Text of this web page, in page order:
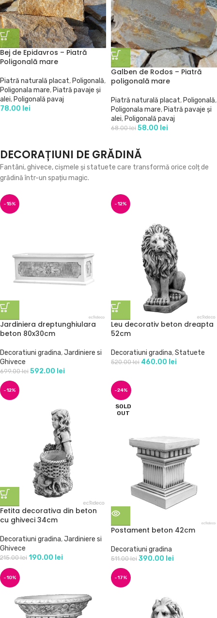
Bej de Epidavros – Piatră
Poligonală mare
Piatră naturală placat, Poligonală,
Poligonala mare, Piatră pavaje și
alei, Poligonală pavaj
78.00 lei
Galben de Rodos – Piatră
poligonală mare
Piatră naturală placat, Poligonală,
Poligonala mare, Piatră pavaje și
alei, Poligonală pavaj
68.00lei 58.00 lei
DECORAȚIUNI DE GRĂDINĂ
Fantâni, ghivece, cișmele și statuete care transformă orice colț de
grădină într-un spațiu magic.
-15%
Jardiniera dreptunghiulara
beton 80x30cm
Decoratiuni gradina,Jardiniere si
Ghivece
699.00lei 592.00 lei
-12%
Leu decorativ beton dreapta
52cm
Decoratiuni gradina,Statuete
520.00lei 460.00 lei
-12%
Fetita decorativa din beton
cu ghiveci 34cm
Decoratiuni gradina,Jardiniere si
Ghivece
215.00lei 190.00 lei
-24%
SOLD
OUT
Postament beton 42cm
Decoratiuni gradina
511.00lei 390.00 lei
-10% -17%